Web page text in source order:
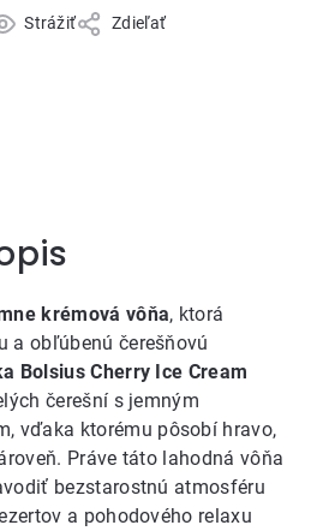
Strážiť Zdieľať
krémová vôňa, ktorá
a obľúbenú čerešňovú
Bolsius Cherry Ice Cream
čerešní s jemným
vďaka ktorému pôsobí hravo,
Práve táto lahodná vôňa
bezstarostnú atmosféru
a pohodového relaxu